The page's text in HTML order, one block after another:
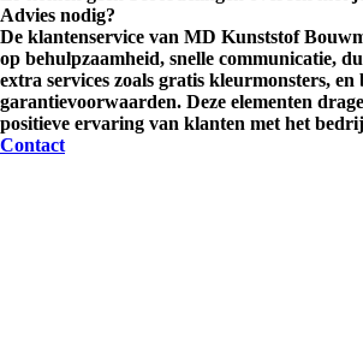
Advies nodig?
De klantenservice van MD Kunststof
op behulpzaamheid, snelle communicatie,
extra services zoals gratis kleurmonsters,
garantievoorwaarden. Deze elementen
positieve ervaring van klanten met het
Contact